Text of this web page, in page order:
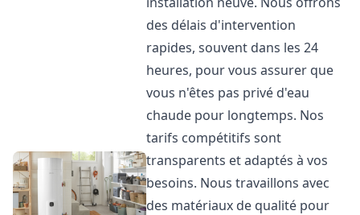
des délais d'intervention
rapides, souvent dans les 24
heures, pour vous assurer que
vous n'êtes pas privé d'eau
chaude pour longtemps. Nos
tarifs compétitifs sont
transparents et adaptés à vos
besoins. Nous travaillons avec
des matériaux de qualité pour